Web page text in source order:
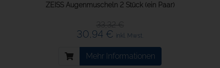
ZEISS Augenmuscheln 2 Stück (ein Paar)
33,32 €
30,94 € inkl. Mwst.
Mehr Informationen